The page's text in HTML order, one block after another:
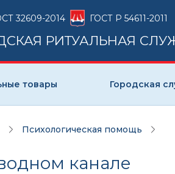
32609-2014 ГОСТ Р 54611-2011
РИТУАЛЬНАЯ
товары Городская
Психологическая помощь
канале